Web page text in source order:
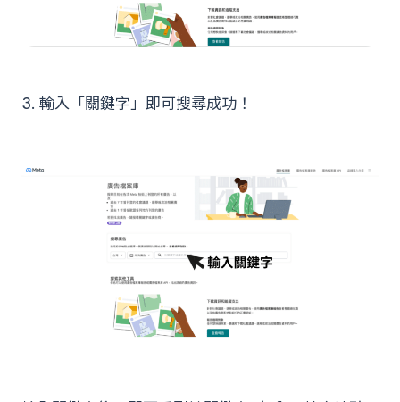
3. 輸入「關鍵字」即可搜尋成功！